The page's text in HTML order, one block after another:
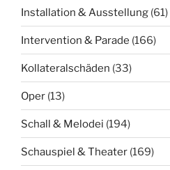
Installation & Ausstellung (61)
Intervention & Parade (166)
Kollateralschäden (33)
Oper (13)
Schall & Melodei (194)
Schauspiel & Theater (169)